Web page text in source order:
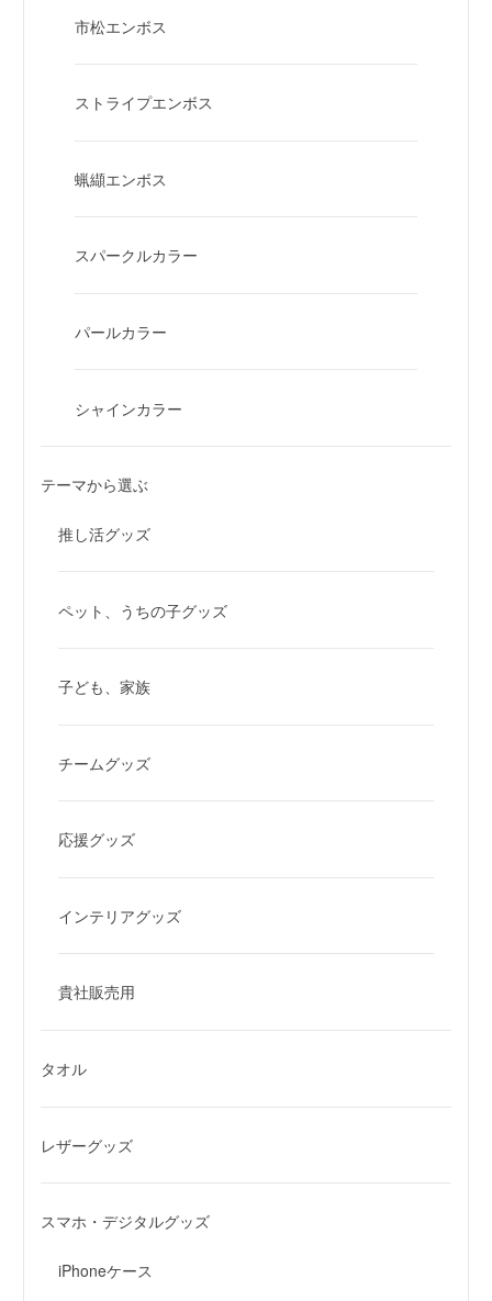
市松エンボス
ストライプエンボス
蝋纈エンボス
スパークルカラー
パールカラー
シャインカラー
テーマから選ぶ
推し活グッズ
ペット、うちの子グッズ
子ども、家族
チームグッズ
応援グッズ
インテリアグッズ
貴社販売用
タオル
レザーグッズ
スマホ・デジタルグッズ
iPhoneケース